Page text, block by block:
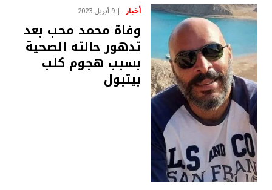
أخبار 9 أبريل 2023
وفاة محمد محب بعد
تدهور حالته الصحية
بسبب هجوم كلب
بيتبول